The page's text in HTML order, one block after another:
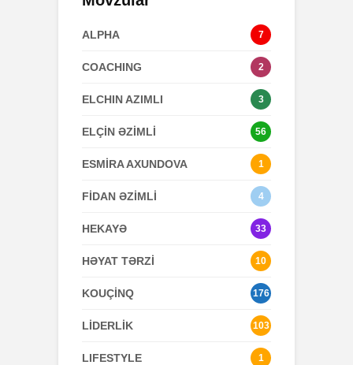
ALPHA 7
COACHING 2
ELCHIN AZIMLI 3
ELÇİN ƏZİMLİ 56
ESMİRA AXUNDOVA 1
FİDAN ƏZİMLİ 4
HEKAYƏ 33
HƏYAT TƏRZİ 10
KOUÇİNQ 176
LİDERLİK 103
LIFESTYLE 1